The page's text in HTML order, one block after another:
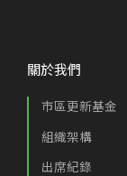
關於我們
市區更新基金
組織架構
出席紀錄